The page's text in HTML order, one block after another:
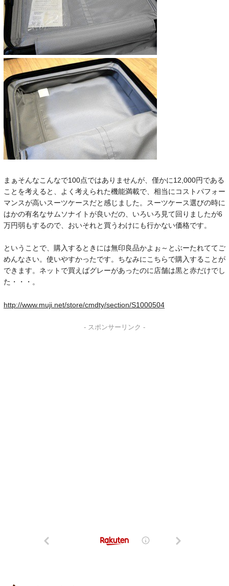
まぁそんなこんなで100点ではありませんが、僅かに12,000円である
ことを考えると、よく考えられた機能満載で、相当にコストパフォー
マンスが高いスーツケースだと感じました。スーツケース選びの時に
はかの有名なサムソナイトが良いだの、いろいろ見て回りましたが6
万円弱もするので、おいそれと買うわけにも行かない価格です。
ということで、購入するときには無印良品かよぉ～とぶーたれててご
めんなさい。使いやすかったです。ちなみにこちらで購入することが
できます。ネットで買えばグレーがあったのに店舗は黒と赤だけでし
た・・・。
http://www.muji.net/store/cmdty/section/S1000504
- スポンサーリンク -